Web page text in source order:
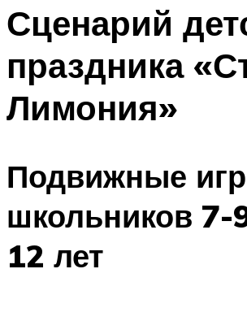
Сценарий
праздника
Лимония»
Подвижные
школьников 7-
12 лет